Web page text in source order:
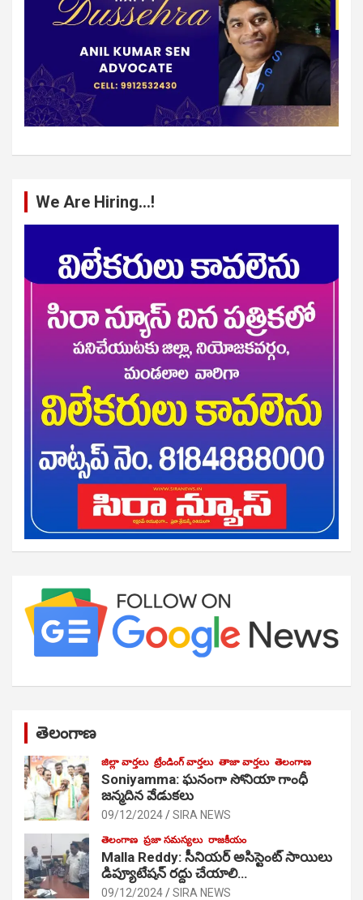
We Are Hiring…!
తెలంగాణ
జిల్లా వార్తలు ట్రేండింగ్ వార్తలు తాజా వార్తలు తెలంగాణ
Soniyamma: ఘ‌నంగా సోనియా గాంధీ
జ‌న్మ‌దిన వేడుక‌లు
09/12/2024 SIRA NEWS
తెలంగాణ ప్రజా సమస్యలు రాజకీయం
Malla Reddy: సీనియర్ అసిస్టెంట్ సాయిలు
డిప్యూటేషన్ రద్దు చేయాలి…
09/12/2024 SIRA NEWS